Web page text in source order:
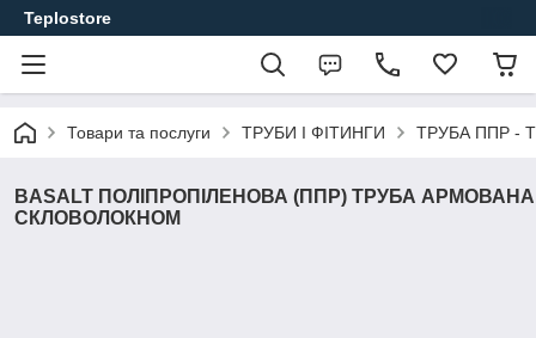
Teplostore
Товари та послуги ТРУБИ І ФІТИНГИ ТРУБА ППР -
BASALT ПОЛІПРОПІЛЕНОВА (ППР) ТРУБА АРМОВАНА
СКЛОВОЛОКНОМ